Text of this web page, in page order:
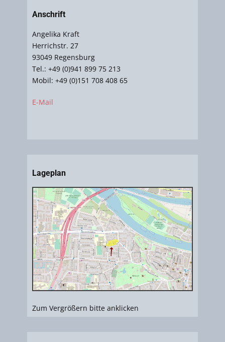
Anschrift
Angelika Kraft
Herrichstr. 27
93049 Regensburg
Tel.: +49 (0)941 899 75 213
Mobil: +49 (0)151 708 408 65
E-Mail
Lageplan
Zum Vergrößern bitte anklicken